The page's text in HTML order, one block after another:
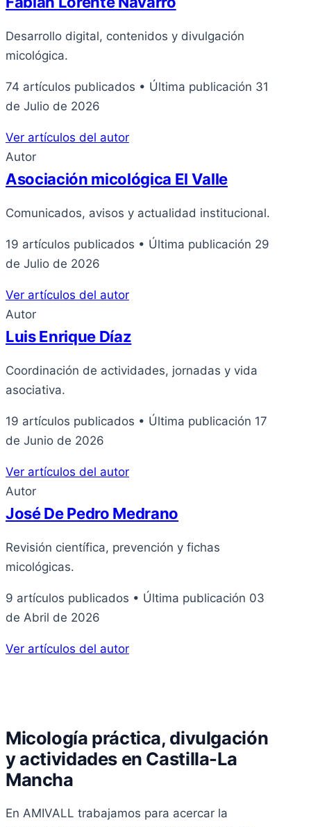
Desarrollo digital, contenidos y divulgación
micológica.
74 artículos publicados • Última publicación 31
de Julio de 2026
Ver artículos del autor
Autor
Asociación micológica El Valle
Comunicados, avisos y actualidad institucional.
19 artículos publicados • Última publicación 29
de Julio de 2026
Ver artículos del autor
Autor
Luis Enrique Díaz
Coordinación de actividades, jornadas y vida
asociativa.
19 artículos publicados • Última publicación 17
de Junio de 2026
Ver artículos del autor
Autor
José De Pedro Medrano
Revisión científica, prevención y fichas
micológicas.
9 artículos publicados • Última publicación 03
de Abril de 2026
Ver artículos del autor
Micología práctica, divulgación
y actividades en Castilla-La
Mancha
En AMIVALL trabajamos para acercar la